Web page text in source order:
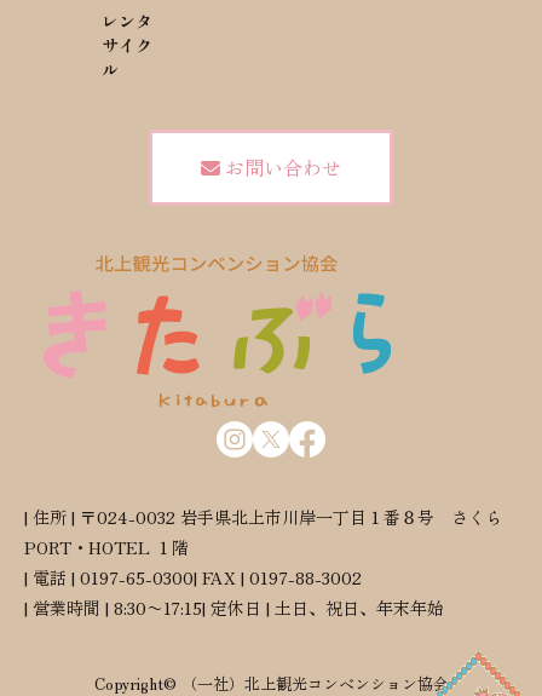
レンタ
サイク
ル
お問い合わせ
| 住所 | 〒024-0032 岩手県北上市川岸一丁目１番８号 さくら
PORT・HOTEL １階
| 電話 | 0197-65-0300| FAX | 0197-88-3002
| 営業時間 | 8:30〜17:15| 定休日 | 土日、祝日、年末年始
Copyright© （一社）北上観光コンベンション協会